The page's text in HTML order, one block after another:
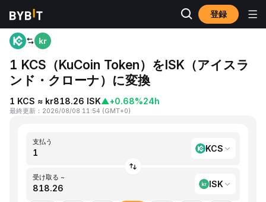
登録
ホーム KCS to ISK
1 KCS（KuCoin Token）をISK（アイスラ
ンド・クローナ）に変換
1 KCS ≈ kr818.26 ISK▲+0.68%24h
最終更新 ： 2026/08/08 11:54 (GMT+0)
支払う
KCS
受け取る ~
ISK